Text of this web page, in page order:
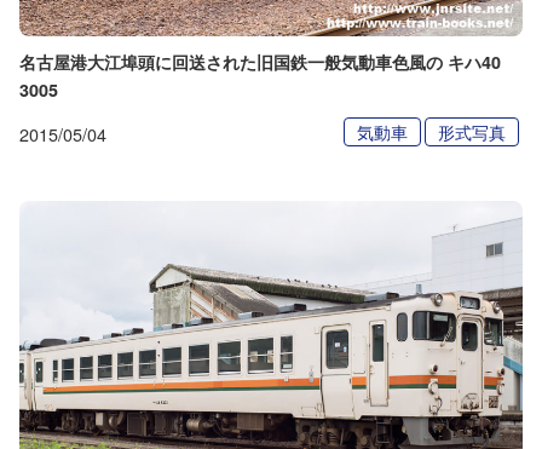
名古屋港大江埠頭に回送された旧国鉄一般気動車色風の キハ40
3005
2015/05/04 気動車 形式写真